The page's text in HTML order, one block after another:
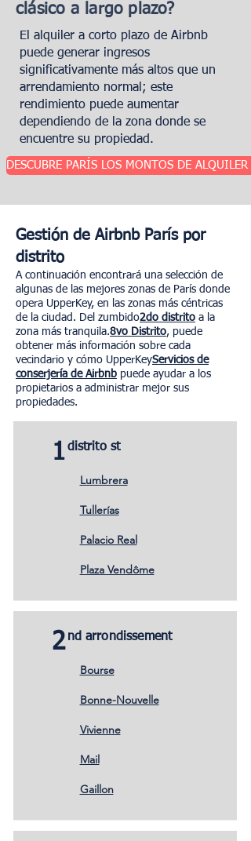
clásico a largo plazo?
El alquiler a corto plazo de Airbnb
puede generar ingresos
significativamente más altos que un
arrendamiento normal; este
rendimiento puede aumentar
dependiendo de la zona donde se
encuentre su propiedad.
DESCUBRE PARÍS LOS MONTOS DE ALQUILER
Gestión de Airbnb París por
distrito
A continuación encontrará una selección de
algunas de las mejores zonas de París donde
opera UpperKey, en las zonas más céntricas
de la ciudad. Del zumbido2do distrito a la
zona más tranquila.8vo Distrito, puede
obtener más información sobre cada
vecindario y cómo UpperKeyServicios de
conserjería de Airbnb puede ayudar a los
propietarios a administrar mejor sus
propiedades.
1 distrito st
Lumbrera
Tullerías
Palacio Real
Plaza Vendôme
2 nd arrondissement
Bourse
Bonne-Nouvelle
Vivienne
Mail
Gaillon